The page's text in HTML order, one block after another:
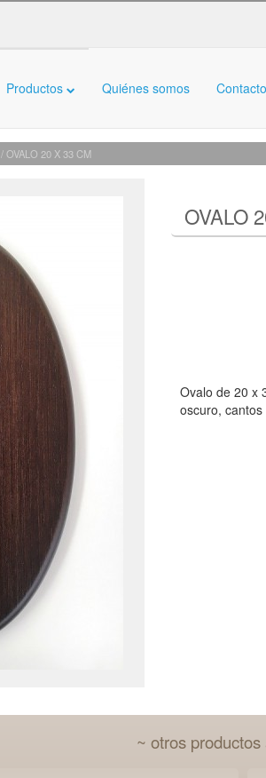
Productos Quiénes somos Contacto
/ OVALO 20 X 33 CM
OVALO
Ovalo de 20 x
oscuro,
~ otros